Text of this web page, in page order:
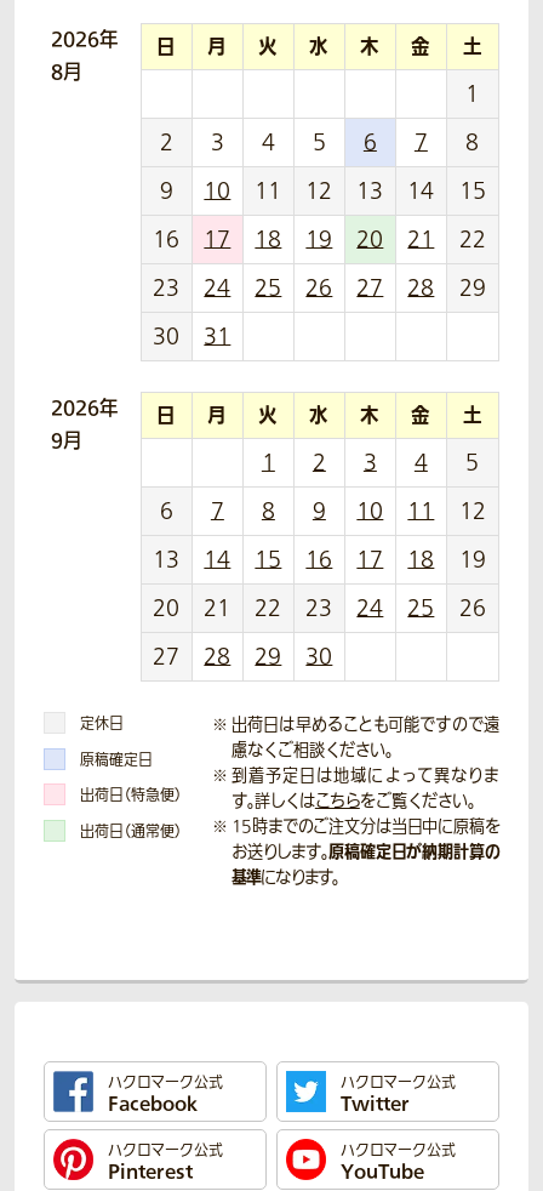
2026年
8月
日 月 火 水 木 金 土
1
2
3 4 5 6 7
8
9
10 11 12 13 14
15
16
17 18 19 20 21
22
23
24 25 26 27 28
29
30
31
2026年
9月
日 月 火 水 木 金 土
1 2 3 4
5
6
7 8 9 10 11
12
13
14 15 16 17 18
19
20
21 22 23 24 25
26
27
28 29 30
定休日
原稿確定日
出荷日（特急便）
出荷日（通常便）
出荷日は早めることも可能ですので遠
慮なくご相談ください。
到着予定日は地域によって異なりま
す。詳しくはこちらをご覧ください。
15時までのご注文分は当日中に原稿を
お送りします。原稿確定日が納期計算の
基準になります。
ハクロマーク公式
Facebook
ハクロマーク公式
Twitter
ハクロマーク公式
Pinterest
ハクロマーク公式
YouTube